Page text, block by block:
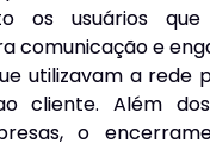
os usuários que
comunicação e
utilizavam a rede
cliente. Além
o